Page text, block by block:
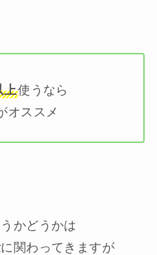
上使うなら
オススメ
かどうかは
に関わってきますが